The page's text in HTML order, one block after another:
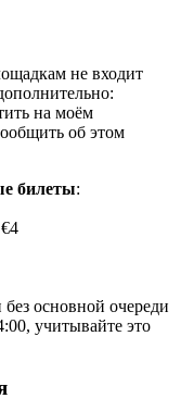
не входит
на моём
об этом
билеты:
основной очереди
учитывайте это